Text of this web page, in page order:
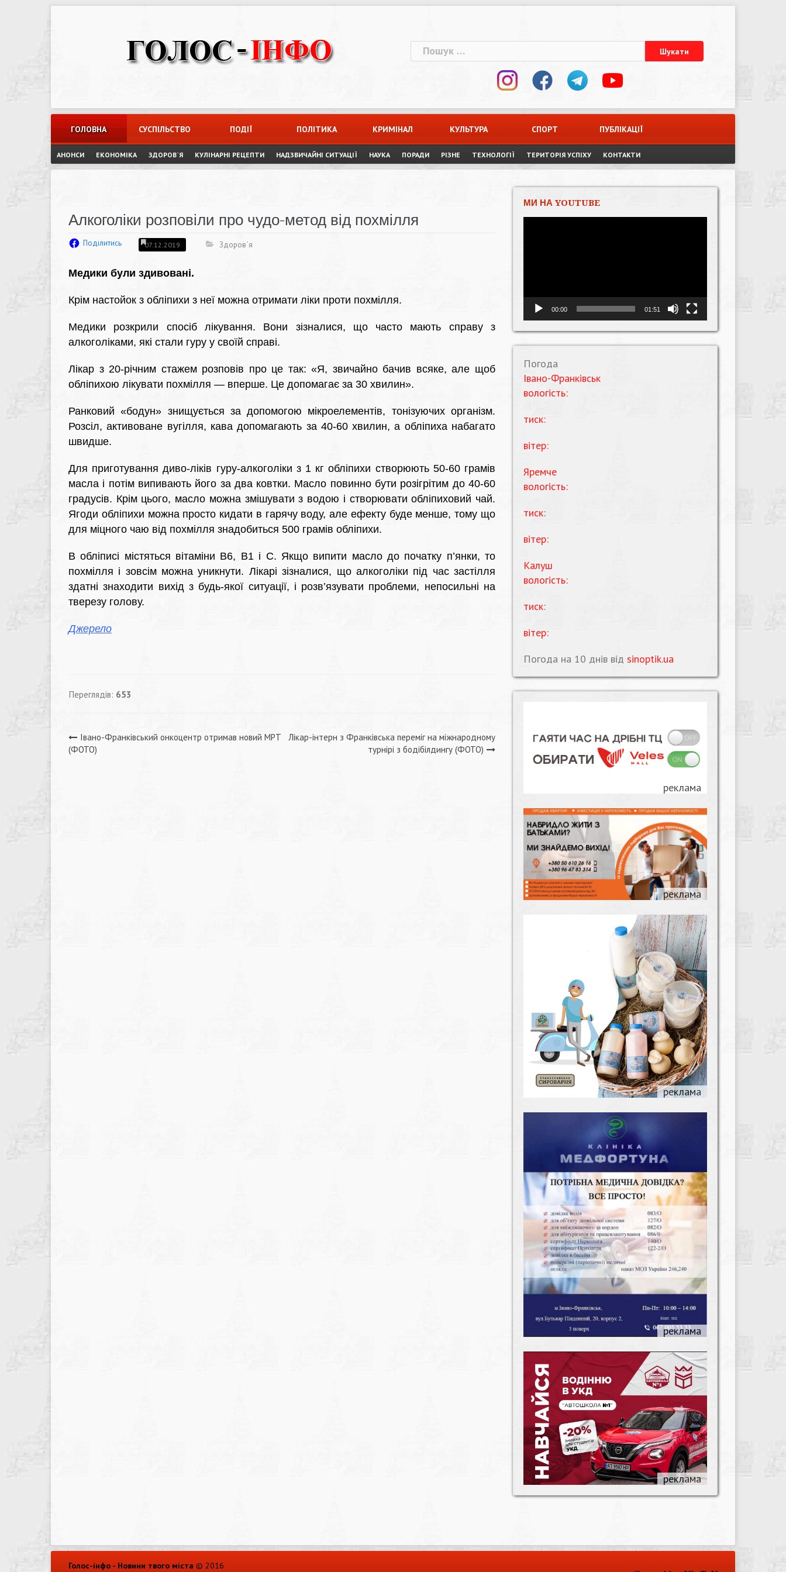
Пошук:
ГОЛОВНА СУСПІЛЬСТВО ПОДІЇ ПОЛІТИКА КРИМІНАЛ КУЛЬТУРА СПОРТ ПУБЛІКАЦІЇ
АНОНСИ ЕКОНОМІКА ЗДОРОВ`Я КУЛІНАРНІ РЕЦЕПТИ НАДЗВИЧАЙНІ СИТУАЦІЇ НАУКА ПОРАДИ РІЗНЕ ТЕХНОЛОГІЇ ТЕРИТОРІЯ УСПІХУ КОНТАКТИ
Алкоголіки розповіли про чудо-метод від похмілля
Поділитись 07.12.2019 Здоров`я
Медики були здивовані.
Крім настойок з обліпихи з неї можна отримати ліки проти похмілля.
Медики розкрили спосіб лікування. Вони зізналися, що часто мають справу з
алкоголіками, які стали гуру у своїй справі.
Лікар з 20-річним стажем розповів про це так: «Я, звичайно бачив всяке, але щоб
обліпихою лікувати похмілля — вперше. Це допомагає за 30 хвилин».
Ранковий «бодун» знищується за допомогою мікроелементів, тонізуючих організм.
Розсіл, активоване вугілля, кава допомагають за 40-60 хвилин, а обліпиха набагато
швидше.
Для приготування диво-ліків гуру-алкоголіки з 1 кг обліпихи створюють 50-60 грамів
масла і потім випивають його за два ковтки. Масло повинно бути розігрітим до 40-60
градусів. Крім цього, масло можна змішувати з водою і створювати обліпиховий чай.
Ягоди обліпихи можна просто кидати в гарячу воду, але ефекту буде менше, тому що
для міцного чаю від похмілля знадобиться 500 грамів обліпихи.
В обліписі містяться вітаміни В6, В1 і С. Якщо випити масло до початку п’янки, то
похмілля і зовсім можна уникнути. Лікарі зізналися, що алкоголіки під час застілля
здатні знаходити вихід з будь-якої ситуації, і розв’язувати проблеми, непосильні на
тверезу голову.
Джерело
Переглядів: 653
Навігація
Івано-Франківський онкоцентр отримав новий МРТ
(ФОТО)
Лікар-інтерн з Франківська переміг на міжнародному
турнірі з бодібілдингу (ФОТО)
МИ НА YOUTUBE
00:00 01:51
Погода
Івано-Франківськ
вологість:
тиск:
вітер:
Яремче
вологість:
тиск:
вітер:
Калуш
вологість:
тиск:
вітер:
Погода на 10 днів від sinoptik.ua
Голос-інфо - Новини твого міста © 2016